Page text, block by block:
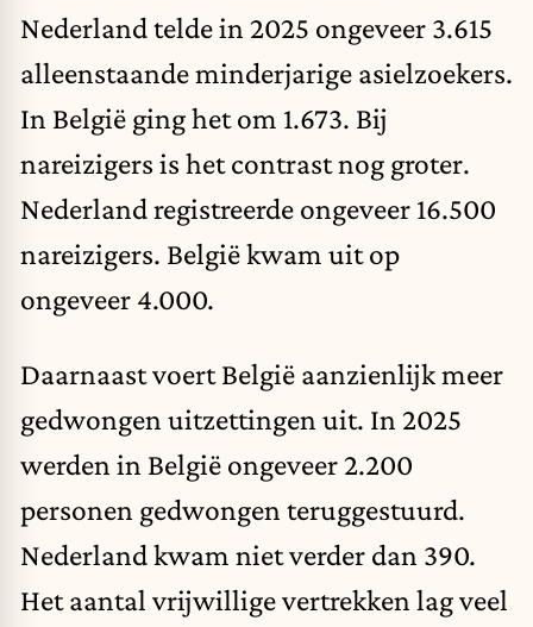
Nederland telde in 2025 ongeveer 3.615
alleenstaande minderjarige asielzoekers.
In België ging het om 1.673. Bij
nareizigers is het contrast nog groter.
Nederland registreerde ongeveer 16.500
nareizigers. België kwam uit op
ongeveer 4.000.
Daarnaast voert België aanzienlijk meer
gedwongen uitzettingen uit. In 2025
werden in België ongeveer 2.200
personen gedwongen teruggestuurd.
Nederland kwam niet verder dan 390.
Het aantal vrijwillige vertrekken lag veel